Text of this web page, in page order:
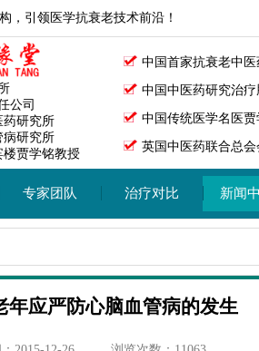
，引领医学抗衰老技术前沿！
公司
药研究所
病研究所
贾学铭教授
中国首家抗衰老中
中国中医药研究治
中国传统医学名医
英国中医药联合总
专家团队 治疗对比 新闻
年应严防心脑血管病的发生